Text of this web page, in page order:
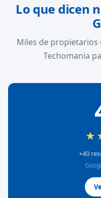
Lo que dicen
Miles de propietarios
Techomania
+40